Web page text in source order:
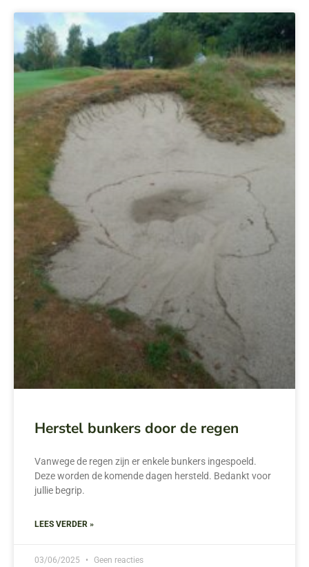
Herstel bunkers door de regen
Vanwege de regen zijn er enkele bunkers ingespoeld.
Deze worden de komende dagen hersteld. Bedankt voor
jullie begrip.
LEES VERDER »
03/06/2025 Geen reacties